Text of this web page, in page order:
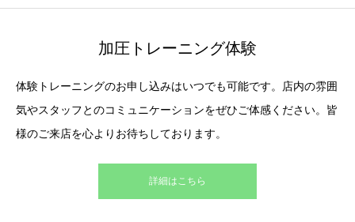
加圧トレーニング体験
体験トレーニングのお申し込みはいつでも可能です。店内の雰囲
気やスタッフとのコミュニケーションをぜひご体感ください。皆
様のご来店を心よりお待ちしております。
詳細はこちら